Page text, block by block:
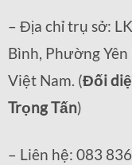
– Địa chỉ trụ sở:
Bình, Phường
Việt Nam. (Đối
Trọng Tấn)
– Liên hệ: 083